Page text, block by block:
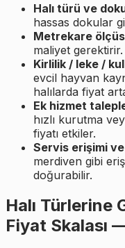
Halı türü ve
hassas dokular
Metrekare
maliyet gerektirir.
Kirlilik / leke /
evcil hayvan
halılarda fiyat
Ek hizmet
hızlı kurutma
fiyatı etkiler.
Servis erişimi
merdiven gibi
doğurabilir.
Halı Türlerine
Fiyat Skalası